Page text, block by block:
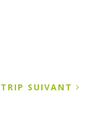
SUIVANT